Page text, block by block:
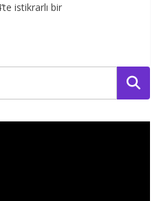
istikrarlı bir
Ara